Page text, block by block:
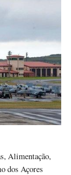
Alimentação,
dos Açores